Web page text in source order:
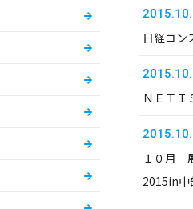
日経コ
ＮＥＴＩ
１０月
2015in中